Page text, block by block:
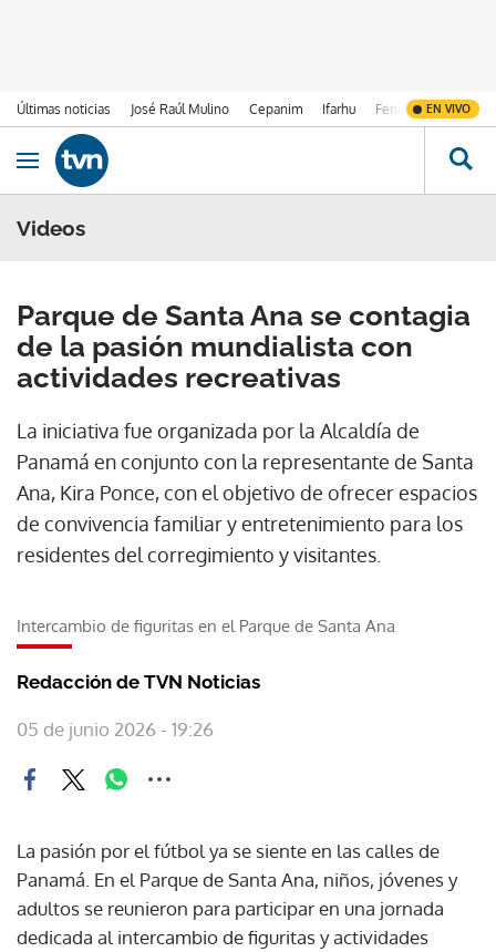
Últimas noticias José Raúl Mulino Cepanim Ifarhu Fenómeno de El
EN VIVO
Ir al contenido
Obrir navegació
Videos
Parque de Santa Ana se contagia
de la pasión mundialista con
actividades recreativas
La iniciativa fue organizada por la Alcaldía de
Panamá en conjunto con la representante de Santa
Ana, Kira Ponce, con el objetivo de ofrecer espacios
de convivencia familiar y entretenimiento para los
residentes del corregimiento y visitantes.
Intercambio de figuritas en el Parque de Santa Ana
Redacción de TVN Noticias
05 de junio 2026 - 19:26
La pasión por el fútbol ya se siente en las calles de
Panamá. En el Parque de Santa Ana, niños, jóvenes y
adultos se reunieron para participar en una jornada
dedicada al intercambio de figuritas y actividades